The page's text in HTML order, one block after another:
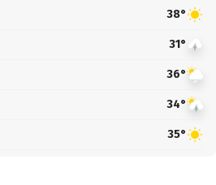
38°
31°
36°
34°
35°